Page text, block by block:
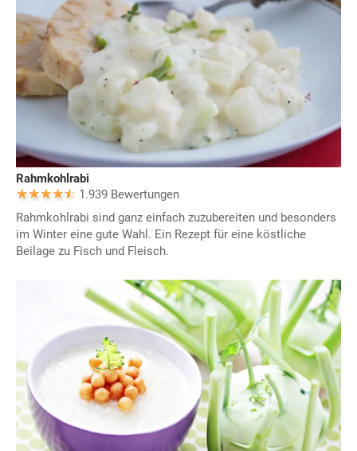
Rahmkohlrabi
1.939 Bewertungen
Rahmkohlrabi sind ganz einfach zuzubereiten und besonders
im Winter eine gute Wahl. Ein Rezept für eine köstliche
Beilage zu Fisch und Fleisch.